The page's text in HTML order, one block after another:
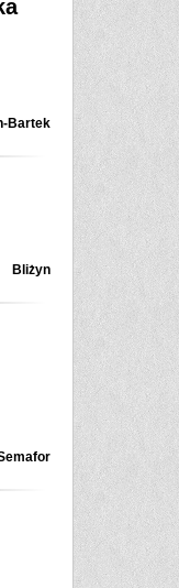
Bartek
Bliżyn